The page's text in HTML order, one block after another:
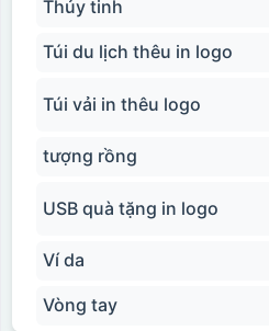
Thủy tinh
Túi du lịch thêu in logo
Túi vải in thêu logo
tượng rồng
USB quà tặng in logo
Ví da
Vòng tay